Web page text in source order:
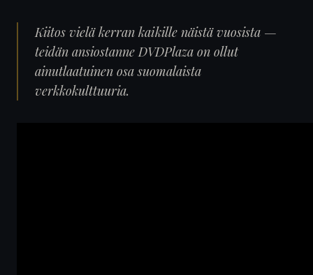
Kiitos vielä kerran kaikille näistä vuosista —
teidän ansiostanne DVDPlaza on ollut
ainutlaatuinen osa suomalaista
verkkokulttuuria.